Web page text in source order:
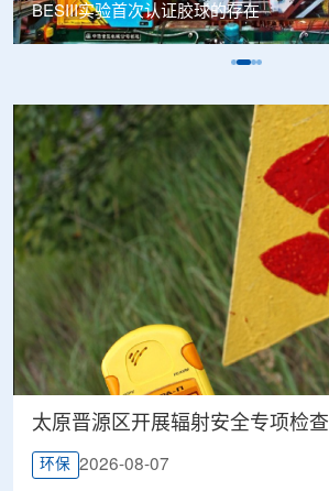
启动
太原晋源区开展辐射安全专项检查
环保 2026-08-07